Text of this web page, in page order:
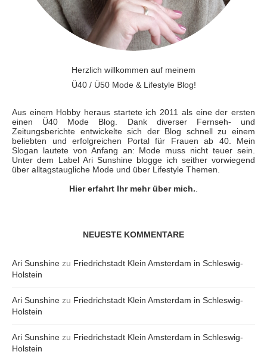
Herzlich willkommen auf meinem
Ü40 / Ü50 Mode & Lifestyle Blog!
Aus einem Hobby heraus startete ich 2011 als eine der ersten
einen Ü40 Mode Blog. Dank diverser Fernseh- und
Zeitungsberichte entwickelte sich der Blog schnell zu einem
beliebten und erfolgreichen Portal für Frauen ab 40. Mein
Slogan lautete von Anfang an: Mode muss nicht teuer sein.
Unter dem Label Ari Sunshine blogge ich seither vorwiegend
über alltagstaugliche Mode und über Lifestyle Themen.
Hier erfahrt Ihr mehr über mich..
NEUESTE KOMMENTARE
Ari Sunshine zu Friedrichstadt Klein Amsterdam in Schleswig-
Holstein
Ari Sunshine zu Friedrichstadt Klein Amsterdam in Schleswig-
Holstein
Ari Sunshine zu Friedrichstadt Klein Amsterdam in Schleswig-
Holstein